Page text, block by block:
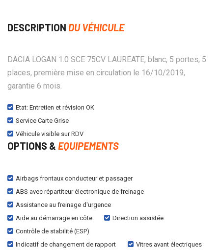
DESCRIPTION DU VÉHICULE
DACIA LOGAN 1.0 SCE 75CV LAUREATE, blanc, 5 portes, 5
places, première mise en circulation le 16/10/2019,
garantie 6 mois.
Etat: Entretien et révision OK
Service Carte Grise
Véhicule visible sur RDV
OPTIONS & EQUIPEMENTS
Airbags frontaux conducteur et passager
ABS avec répartiteur électronique de freinage
Assistance au freinage d'urgence
Aide au démarrage en côte
Direction assistée
Contrôle de stabilité (ESP)
Indicatif de changement de rapport
Vitres avant électriques